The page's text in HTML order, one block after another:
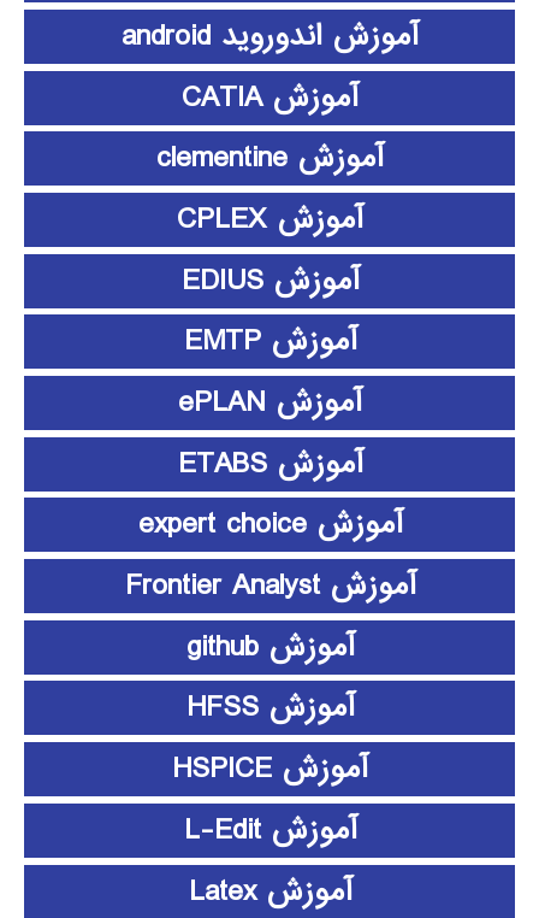
آموزش اندوروید android
آموزش CATIA
آموزش clementine
آموزش CPLEX
آموزش EDIUS
آموزش EMTP
آموزش ePLAN
آموزش ETABS
آموزش expert choice
آموزش Frontier Analyst
آموزش github
آموزش HFSS
آموزش HSPICE
آموزش L-Edit
آموزش Latex